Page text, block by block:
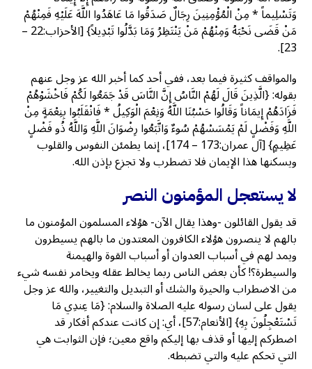
وَتَسْلِيماً * مِنْ الْمُؤْمِنِينَ رِجَالٌ صَدَقُوا مَا عَاهَدُوا اللَّهَ عَلَيْهِ فَمِنْهُمْ
مَنْ قَضَى نَحْبَهُ وَمِنْهُمْ مَنْ يَنْتَظِرُ وَمَا بَدَّلُوا تَبْدِيلاً} [الأحزاب:22 –
23].
والمواقف كثيرة فيما بعد، ففي أحد كما أخبر الله عز وجل عنهم
بقوله: {الَّذِينَ قَالَ لَهُمْ النَّاسُ إِنَّ النَّاسَ قَدْ جَمَعُوا لَكُمْ فَاخْشَوْهُمْ
فَزَادَهُمْ إِيمَاناً وَقَالُوا حَسْبُنَا اللَّهُ وَنِعْمَ الْوَكِيلُ * فَانْقَلَبُوا بِنِعْمَةٍ مِنْ
اللَّهِ وَفَضْلٍ لَمْ يَمْسَسْهُمْ سُوءٌ وَاتَّبَعُوا رِضْوَانَ اللَّهِ وَاللَّهُ ذُو فَضْلٍ
عَظِيمٍ} [آل عمران:173 – 174]، إنما يطمئن النفوس والقلوب
ويسكنها هذا الإيمان فلا تضطرب ولا تجزع بإذن الله.
لا يستعجل المؤمنون النصر
قد يقول القائلون -وهذا يقال الآن- هؤلاء المسلمون المؤمنون ما
بالهم لا ينصرون هؤلاء الكافرون المعتدون ما بالهم يسيطرون
ويمد لهم في أسباب العدوان أو أسباب القوة والهيمنة
والسيطرة؟! كأن بعض الناس ربما يخالط عقله ويخامر نفسه شيء
من الاضطراب والحيرة والشك أو التبديل والتغيير، والله عز وجل
يقول على لسان رسوله عليه الصلاة والسلام: {مَا عِندِي مَا
تَسْتَعْجِلُونَ بِهِ} [الأنعام:57]، أي: إن كانت عندكم أفكار قد
اضطركم إليها أو قذف بها إليكم واقع معين؛ فإن الثوابت هي
التي تحكم عليه والتي تضبطه.